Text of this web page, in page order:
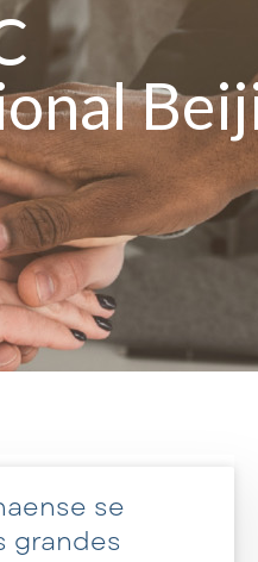
se
grandes